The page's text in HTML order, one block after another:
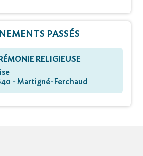
PASSÉS
RELIGIEUSE
- Martigné-Ferchaud